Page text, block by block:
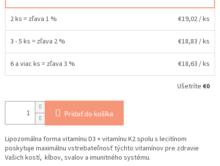
2 ks = zľava 1 % €19,02/ ks
3 - 5 ks = zľava 2 % €18,83 / ks
6 a viac ks = zľava 3 % €18,63 / ks
Ušetríte €0
Pridať do košíka
Lipozomálna forma vitamínu D3 + vitamínu K2 spolu s lecitínom
poskytuje maximálnu vstrebateľnosť týchto vitamínov pre zdravie
Vašich kostí, kĺbov, svalov a imunitného systému.